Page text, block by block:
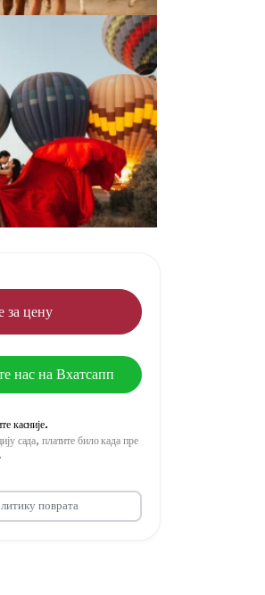
за цену
нас на Вхатсапп
касније.
сада, платите било када пре
поврата